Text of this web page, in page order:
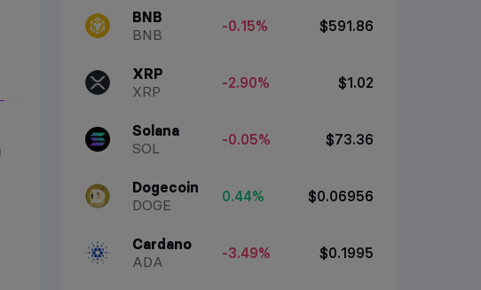
BNB
BNB
-0.15% $591.86
XRP
XRP
-2.90% $1.02
Solana
SOL
-0.05% $73.36
Dogecoin
DOGE
0.44% $0.06956
Cardano
ADA
-3.49% $0.1995